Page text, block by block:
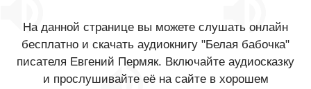
На данной странице вы можете слушать онлайн
бесплатно и скачать аудиокнигу "Белая бабочка"
писателя Евгений Пермяк. Включайте аудиосказку
и прослушивайте её на сайте в хорошем